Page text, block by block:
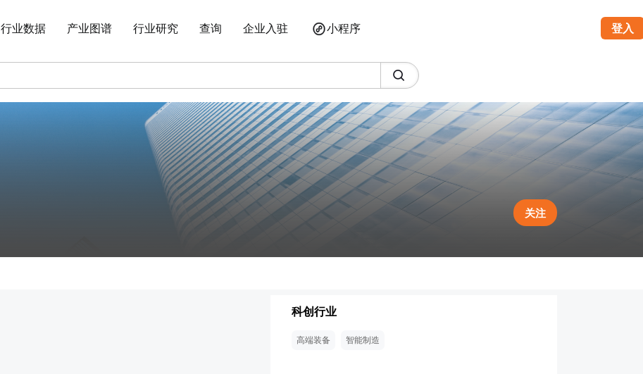
行业数据 产业图谱 行业研究 查询 企业入驻 小程序 登入
关注
科创行业
高端装备 智能制造